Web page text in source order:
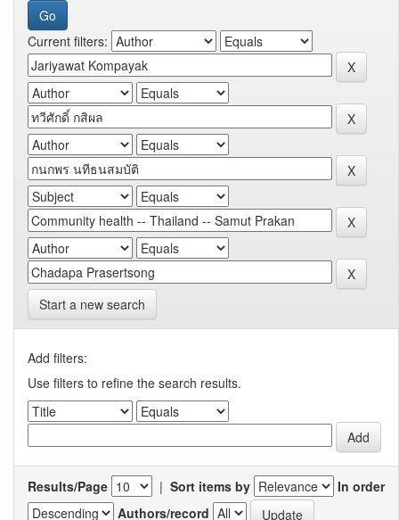
Current filters:
Start a new search
Add filters:
Use filters to refine the search results.
Results/Page | Sort items by
In order
Authors/record